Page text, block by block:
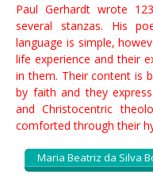
Paul Gerhardt wrote
several stanzas. His
language is simple,
life experience and their
in them. Their content is
by faith and they
and Christocentric
comforted through their
Maria Beatriz da Silva